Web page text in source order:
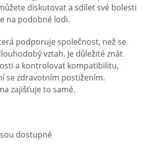
diskutovat a sdílet své bolesti
na podobné lodi.
podporuje společnost, než se
vztah. Je důležité znát
a kontrolovat kompatibilitu,
se zdravotním postižením.
zajišťuje to samé.
dostupné